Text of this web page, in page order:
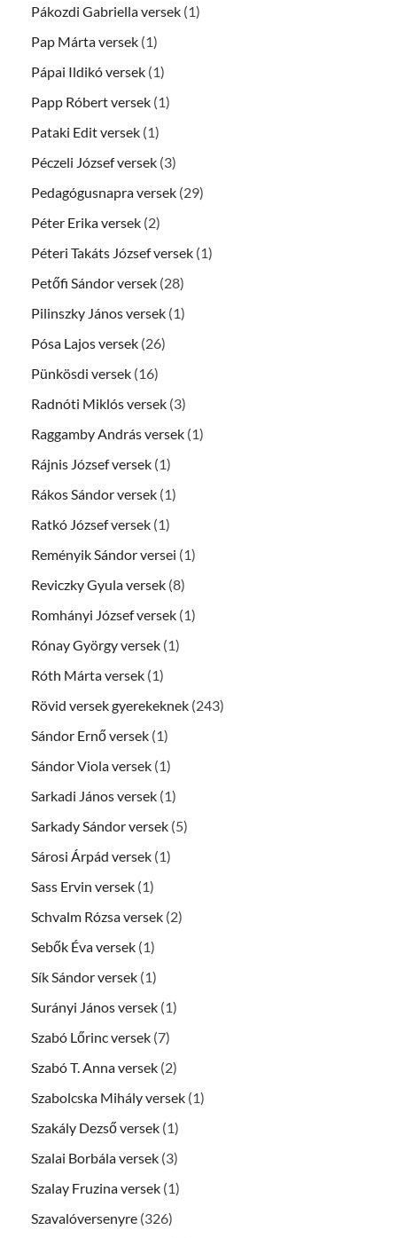
Pákozdi Gabriella versek (1)
Pap Márta versek (1)
Pápai Ildikó versek (1)
Papp Róbert versek (1)
Pataki Edit versek (1)
Péczeli József versek (3)
Pedagógusnapra versek (29)
Péter Erika versek (2)
Péteri Takáts József versek (1)
Petőfi Sándor versek (28)
Pilinszky János versek (1)
Pósa Lajos versek (26)
Pünkösdi versek (16)
Radnóti Miklós versek (3)
Raggamby András versek (1)
Rájnis József versek (1)
Rákos Sándor versek (1)
Ratkó József versek (1)
Reményik Sándor versei (1)
Reviczky Gyula versek (8)
Romhányi József versek (1)
Rónay György versek (1)
Róth Márta versek (1)
Rövid versek gyerekeknek (243)
Sándor Ernő versek (1)
Sándor Viola versek (1)
Sarkadi János versek (1)
Sarkady Sándor versek (5)
Sárosi Árpád versek (1)
Sass Ervin versek (1)
Schvalm Rózsa versek (2)
Sebők Éva versek (1)
Sík Sándor versek (1)
Surányi János versek (1)
Szabó Lőrinc versek (7)
Szabó T. Anna versek (2)
Szabolcska Mihály versek (1)
Szakály Dezső versek (1)
Szalai Borbála versek (3)
Szalay Fruzina versek (1)
Szavalóversenyre (326)